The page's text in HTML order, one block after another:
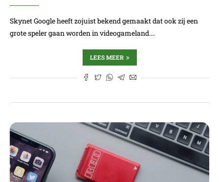
Skynet Google heeft zojuist bekend gemaakt dat ook zij een
grote speler gaan worden in videogameland.…
LEES MEER